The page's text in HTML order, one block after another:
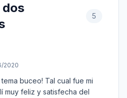
dos
5
2020
buceo! Tal cual fue mi
muy feliz y satisfecha del